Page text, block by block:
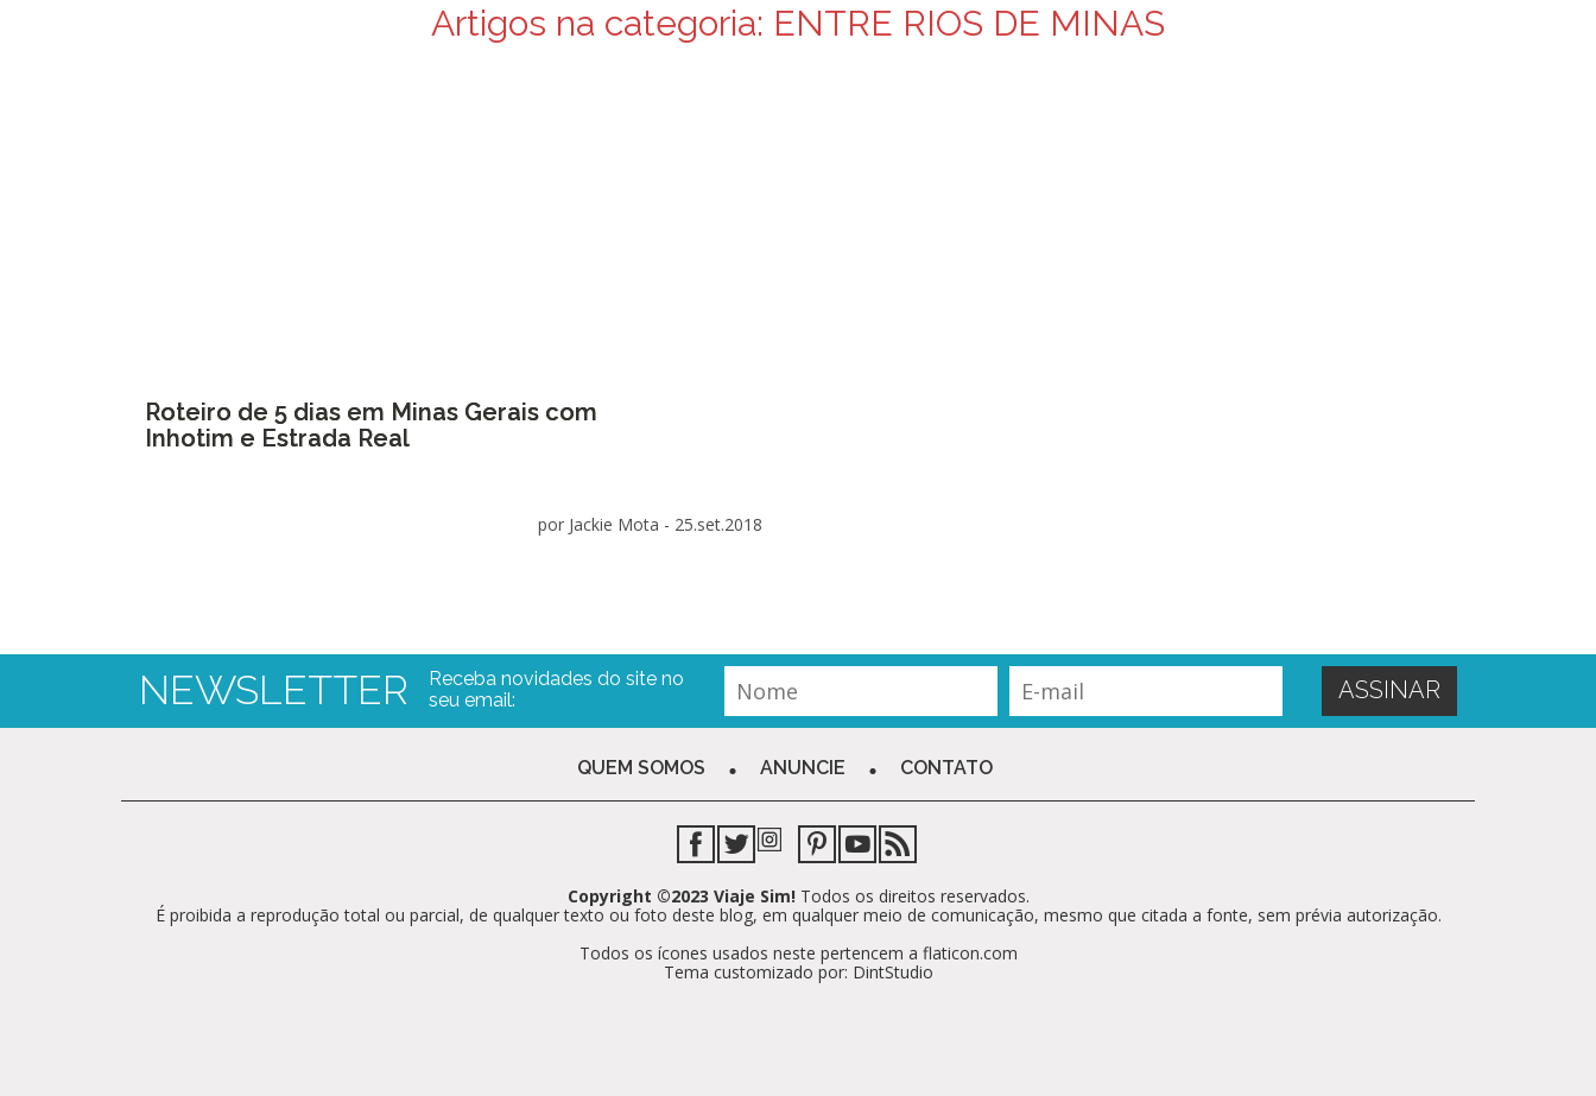
Artigos na categoria: ENTRE RIOS DE MINAS
Roteiro de 5 dias em Minas Gerais com
Inhotim e Estrada Real
por Jackie Mota - 25.set.2018
NEWSLETTER
Receba novidades do site no
seu email:
QUEM SOMOS ANUNCIE CONTATO
Copyright ©2023 Viaje Sim!Todos os direitos reservados.
É proibida a reprodução total ou parcial, de qualquer texto ou foto deste blog, em qualquer meio de comunicação, mesmo que citada a fonte, sem prévia autorização.
Todos os ícones usados neste pertencem a flaticon.com
Tema customizado por: DintStudio